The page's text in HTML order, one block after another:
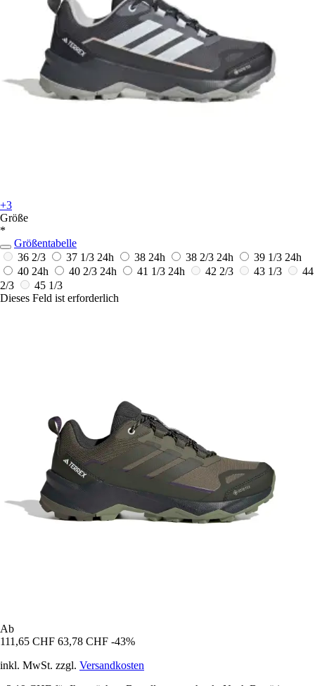
+3
Größe
*
Größentabelle
36 2/3
37 1/3 24h 38 24h 38 2/3 24h 39 1/3 24h
40 24h 40 2/3 24h 41 1/3 24h 42 2/3 43 1/3
44
2/3
45 1/3
Dieses Feld ist erforderlich
Ab
111,65 CHF 63,78 CHF -43%
inkl. MwSt. zzgl. Versandkosten